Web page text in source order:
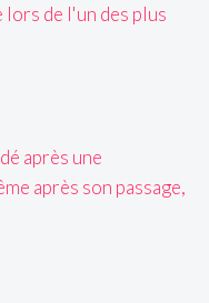
lors de l'un des plus
après une
après son passage,